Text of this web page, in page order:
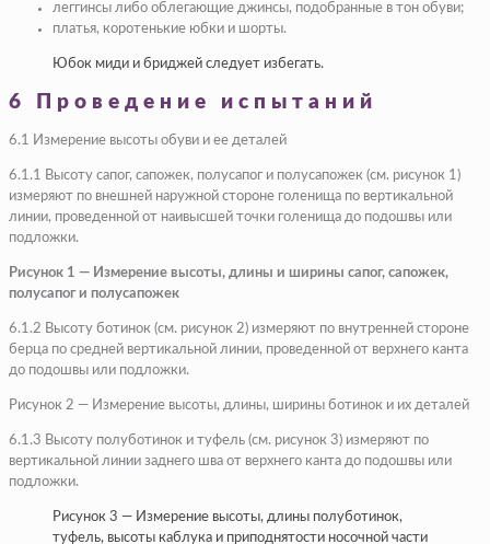
леггинсы либо облегающие джинсы, подобранные в тон обуви;
платья, коротенькие юбки и шорты.
Юбок миди и бриджей следует избегать.
6 Проведение испытаний
6.1 Измерение высоты обуви и ее деталей
6.1.1 Высоту сапог, сапожек, полусапог и полусапожек (см. рисунок 1)
измеряют по внешней наружной стороне голенища по вертикальной
линии, проведенной от наивысшей точки голенища до подошвы или
подложки.
Рисунок 1 — Измерение высоты, длины и ширины сапог, сапожек,
полусапог и полусапожек
6.1.2 Высоту ботинок (см. рисунок 2) измеряют по внутренней стороне
берца по средней вертикальной линии, проведенной от верхнего канта
до подошвы или подложки.
Рисунок 2 — Измерение высоты, длины, ширины ботинок и их деталей
6.1.3 Высоту полуботинок и туфель (см. рисунок 3) измеряют по
вертикальной линии заднего шва от верхнего канта до подошвы или
подложки.
Рисунок 3 — Измерение высоты, длины полуботинок,
туфель, высоты каблука и приподнятости носочной части